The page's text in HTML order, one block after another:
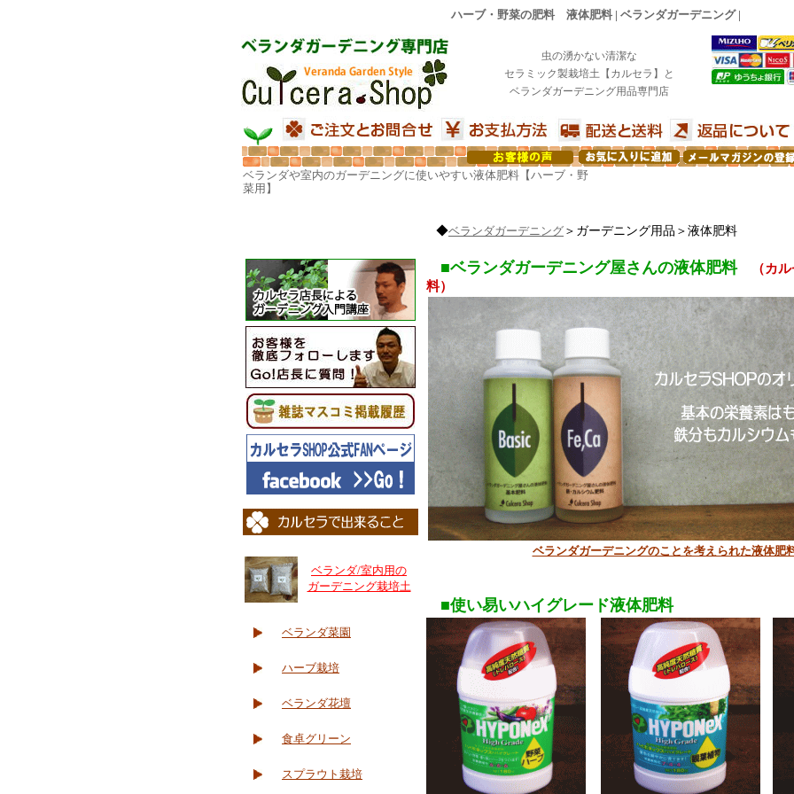
ハーブ・野菜の肥料 液体肥料 | ベランダガーデニング |
虫の湧かない清潔な
セラミック製栽培土【カルセラ】と
ベランダガーデニング用品専門店
ベランダや室内のガーデニングに使いやすい液体肥料【ハーブ・野
菜用】
ベランダ/室内用の
ガーデニング栽培土
ベランダ菜園
ハーブ栽培
ベランダ花壇
食卓グリーン
スプラウト栽培
◆ベランダガーデニング ＞ガーデニング用品＞液体肥料
■ベランダガーデニング屋さんの液体肥料
（カ
料）
ベランダガーデニングのことを考えられた液体肥
■使い易いハイグレード液体肥料